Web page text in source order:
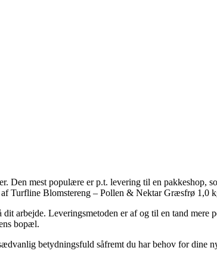
mest populære er p.t. levering til en pakkeshop,
Turfline Blomstereng – Pollen & Nektar Græsfrø 1,0
arbejde. Leveringsmetoden er af og til en tand
bopæl.
betydningsfuld såfremt du har behov for dine